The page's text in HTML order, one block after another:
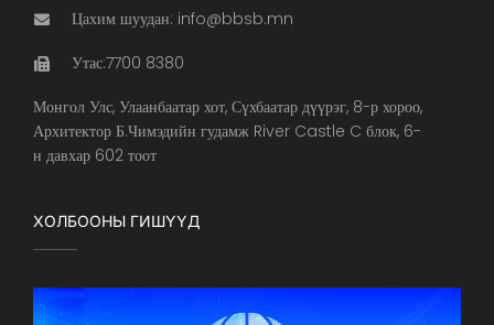
Цахим шуудан: info@bbsb.mn
Утас:7700 8380
Монгол Улс, Улаанбаатар хот, Сүхбаатар дүүрэг, 8-р хороо,
Архитектор Б.Чимэдийн гудамж River Castle C блок, 6-
н давхар 602 тоот
ХОЛБООНЫ ГИШҮҮД